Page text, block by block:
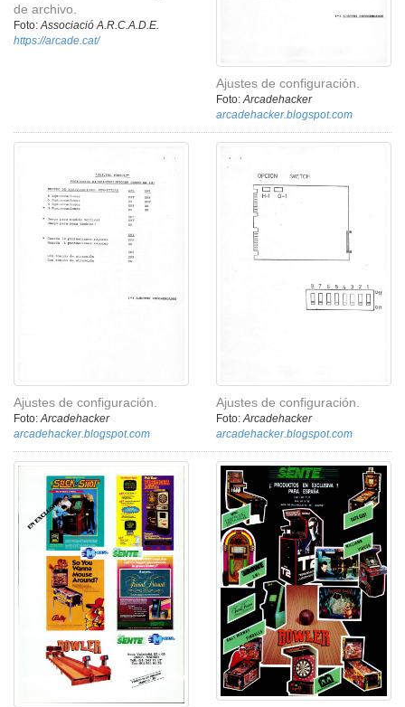
de archivo.
Foto: Associació A.R.C.A.D.E.
https://arcade.cat/
Ajustes de configuración.
Foto:Arcadehacker
arcadehacker.blogspot.com
Ajustes de configuración.
Foto:Arcadehacker
arcadehacker.blogspot.com
Ajustes de configuración.
Foto:Arcadehacker
arcadehacker.blogspot.com